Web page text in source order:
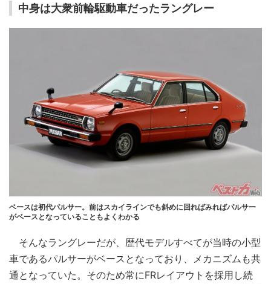
中身は大衆前輪駆動車だったラングレー
ベースは初代パルサー。前はスカイラインでも斜めに回ればみればパルサー
がベースとなっていることもよくわかる
そんなラングレーだが、歴代モデルすべてが当時の小型
車であるパルサーがベースとなっており、メカニズムも共
通となっていた。そのため常にFRレイアウトを採用し続